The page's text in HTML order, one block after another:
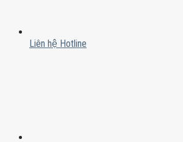
Liên hệ Hotline